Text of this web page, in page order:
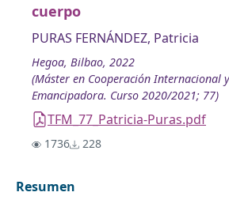
cuerpo
PURAS FERNÁNDEZ, Patricia
Hegoa, Bilbao, 2022
(Máster en Cooperación Internacional
Emancipadora. Curso 2020/2021; 77)
TFM_77_Patricia-Puras.pdf
1736 228
Resumen